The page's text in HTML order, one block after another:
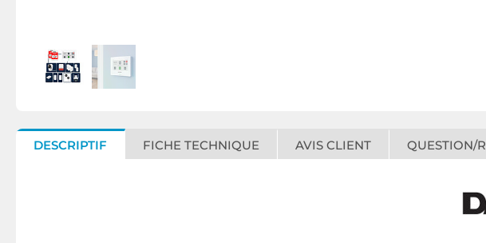
DESCRIPTIF FICHE TECHNIQUE AVIS CLIENT QUESTION/